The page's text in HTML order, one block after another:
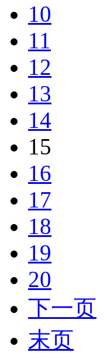
10
11
12
13
14
15
16
17
18
19
20
下一页
末页